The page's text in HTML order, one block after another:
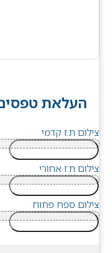
העלאת טפסים
צילום ת.ז קדמי
צילום ת.ז אחורי
צילום ספח פתוח